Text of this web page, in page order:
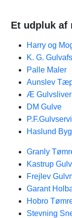
Et udpluk af
Harry og
K. G.
Palle Maler
Aunslev
Æ Gulvsliver
DM Gulve
Haslund
Granly
Kastrup
Frejlev
Garant
Hobro
Stevning